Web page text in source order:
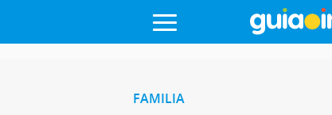
FAMILIA